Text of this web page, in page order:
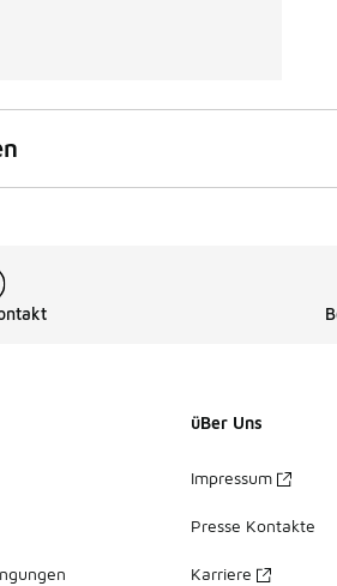
üBer Uns
Impressum
Presse Kontakte
Karriere